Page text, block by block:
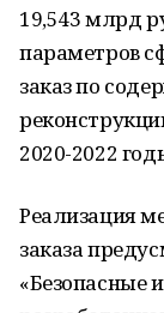
19,543 млрд
параметров
заказ по
2020-2022
Реализация
заказа
«Безопасные